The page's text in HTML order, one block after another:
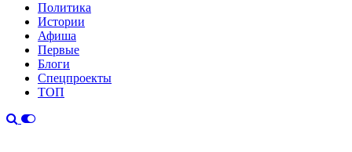
Политика
Истории
Афиша
Первые
Блоги
Спецпроекты
ТОП